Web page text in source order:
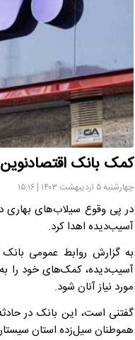
کمک بانک
چهارشنبه ۵ اردیبهشت ۱۴۰۳ | ۱۵:۱۶
در پی وقوع سیلاب‌های بهاری
آسیب‌دیده اهدا کرد.
به گزارش روابط عمومی
آسیب‌دیده، کمک‌های خود را
مورد نیاز آنان شود.
گفتنی است، این بانک در
هموطنان سیل‌زده استان